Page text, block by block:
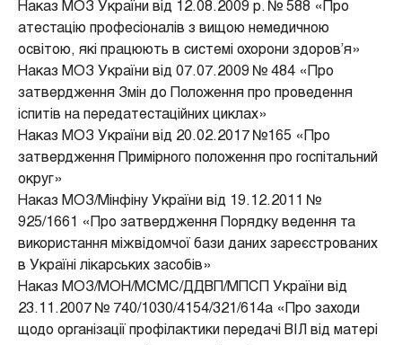
Наказ МОЗ України від 12.08.2009 р. № 588 «Про
атестацію професіоналів з вищою немедичною
освітою, які працюють в системі охорони здоров’я»
Наказ МОЗ України від 07.07.2009 № 484 «Про
затвердження Змін до Положення про проведення
іспитів на передатестаційних циклах»
Наказ МОЗ України від 20.02.2017 №165 «Про
затвердження Примірного положення про госпітальний
округ»
Наказ МОЗ/Мінфіну України від 19.12.2011 №
925/1661 «Про затвердження Порядку ведення та
використання міжвідомчої бази даних зареєстрованих
в Україні лікарських засобів»
Наказ МОЗ/МОН/МСМС/ДДВП/МПСП України від
23.11.2007 № 740/1030/4154/321/614а «Про заходи
щодо організації профілактики передачі ВІЛ від матері